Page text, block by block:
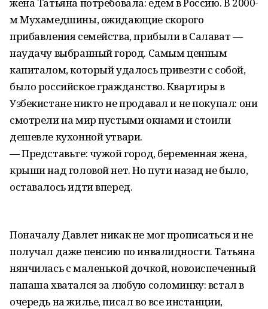
м Мухамедшины, ожидающие скорого
прибавления семейства, прибыли в Салават —
наудачу выбранный город. Самым ценным
капиталом, который удалось привезти с собой,
было российское гражданство. Квартиры в
Узбекистане никто не продавал и не покупал: они
смотрели на мир пустыми окнами и стоили
дешевле кухонной утвари.
— Представьте: чужой город, беременная жена,
крыши над головой нет. Но пути назад не было,
оставалось идти вперед.
Поначалу Давлет никак не мог прописаться и не
получал даже пенсию по инвалидности. Татьяна
нянчилась с маленькой дочкой, новоиспеченный
папаша хватался за любую соломинку: встал в
очередь на жилье, писал во все инстанции,